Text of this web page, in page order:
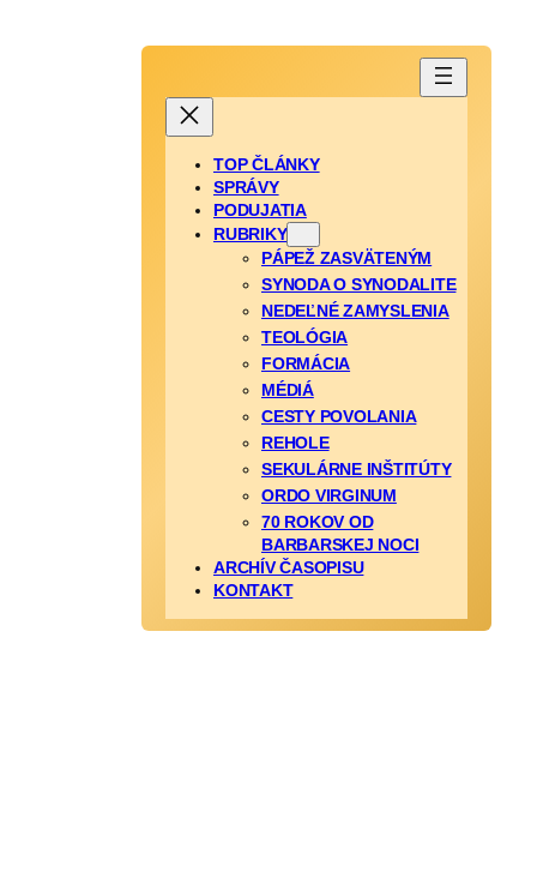
TOP ČLÁNKY
SPRÁVY
PODUJATIA
RUBRIKY
PÁPEŽ ZASVÄTENÝM
SYNODA O SYNODALITE
NEDEĽNÉ ZAMYSLENIA
TEOLÓGIA
FORMÁCIA
MÉDIÁ
CESTY POVOLANIA
REHOLE
SEKULÁRNE INŠTITÚTY
ORDO VIRGINUM
70 ROKOV OD
BARBARSKEJ NOCI
ARCHÍV ČASOPISU
KONTAKT